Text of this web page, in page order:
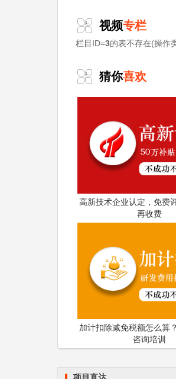
视频专栏
栏目ID=3的表不存在(操作
猜你喜欢
高新技术企业认定，免费
再收费
加计扣除减免税额怎么算
咨询培训